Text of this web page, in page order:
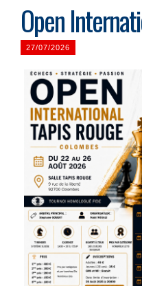
Open
27/07/2026